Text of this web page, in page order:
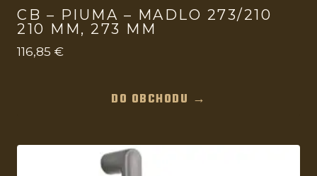
CB – PIUMA – MADLO 273/210
210 MM, 273 MM
116,85 €
DO OBCHODU →